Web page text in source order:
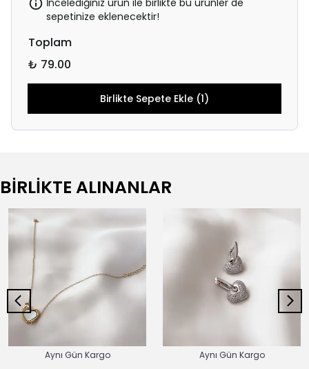
İncelediğiniz ürün ile birlikte bu ürünler de
sepetinize eklenecektir!
Toplam
₺ 79.00
Birlikte Sepete Ekle (1)
BİRLİKTE ALINANLAR
Aynı Gün Kargo Aynı Gün Kargo